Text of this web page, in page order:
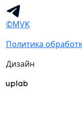
©MVK
Политика
Дизайн